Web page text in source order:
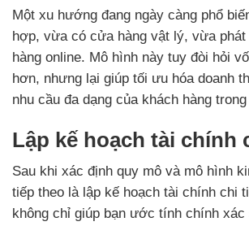
Một xu hướng đang ngày càng phổ
hợp, vừa có cửa hàng vật lý, vừa phát
hàng online. Mô hình này tuy đòi hỏi
hơn, nhưng lại giúp tối ưu hóa doanh
nhu cầu đa dạng của khách hàng
Lập kế hoạch tài chính
Sau khi xác định quy mô và mô hình
tiếp theo là lập kế hoạch tài chính chi
không chỉ giúp bạn ước tính chính